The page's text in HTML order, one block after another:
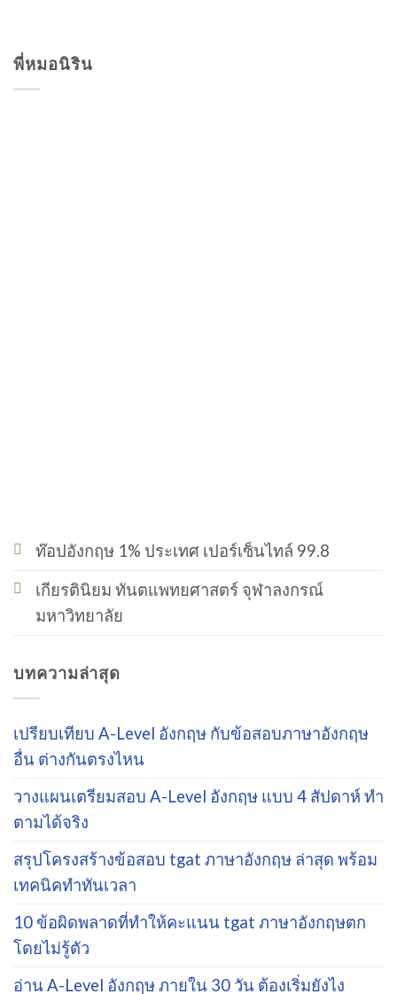
พี่หมอนิริน
ท๊อปอังกฤษ 1% ประเทศ เปอร์เซ็นไทล์ 99.8
เกียรตินิยม ทันตแพทยศาสตร์ จุฬาลงกรณ์
มหาวิทยาลัย
บทความล่าสุด
เปรียบเทียบ A-Level อังกฤษ กับข้อสอบภาษาอังกฤษ
อื่น ต่างกันตรงไหน
วางแผนเตรียมสอบ A-Level อังกฤษ แบบ 4 สัปดาห์ ทำ
ตามได้จริง
สรุปโครงสร้างข้อสอบ tgat ภาษาอังกฤษ ล่าสุด พร้อม
เทคนิคทำทันเวลา
10 ข้อผิดพลาดที่ทำให้คะแนน tgat ภาษาอังกฤษตก
โดยไม่รู้ตัว
อ่าน A-Level อังกฤษ ภายใน 30 วัน ต้องเริ่มยังไง